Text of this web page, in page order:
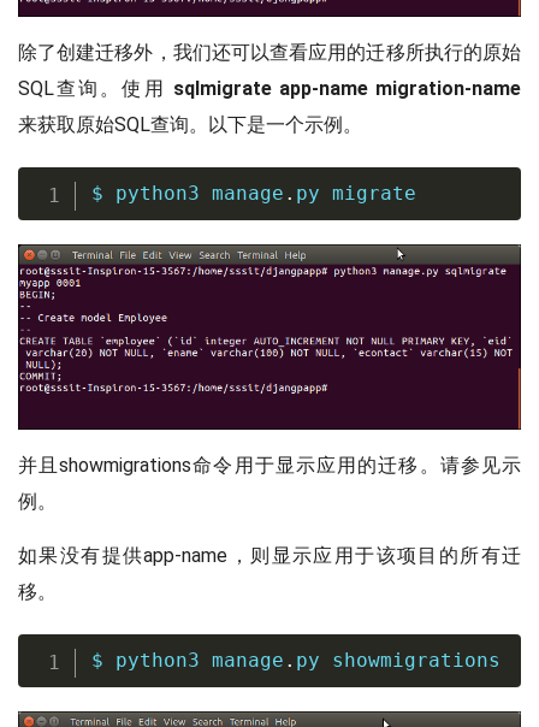
除了创建迁移外，我们还可以查看应用的迁移所执行的原始
SQL查询。使用 sqlmigrate app-name migration-name
来获取原始SQL查询。以下是一个示例。
$ python3 manage . py migrate
并且showmigrations命令用于显示应用的迁移。请参见示
例。
如果没有提供app-name，则显示应用于该项目的所有迁
移。
$ python3 manage . py showmigrations